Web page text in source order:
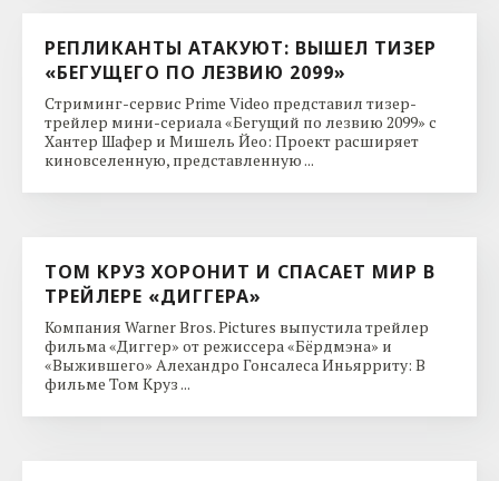
РЕПЛИКАНТЫ АТАКУЮТ: ВЫШЕЛ ТИЗЕР
«БЕГУЩЕГО ПО ЛЕЗВИЮ 2099»
Стриминг-сервис Prime Video представил тизер-
трейлер мини-сериала «Бегущий по лезвию 2099» с
Хантер Шафер и Мишель Йео: Проект расширяет
киновселенную, представленную ...
ТОМ КРУЗ ХОРОНИТ И СПАСАЕТ МИР В
ТРЕЙЛЕРЕ «ДИГГЕРА»
Компания Warner Bros. Pictures выпустила трейлер
фильма «Диггер» от режиссера «Бёрдмэна» и
«Выжившего» Алехандро Гонсалеса Иньярриту: В
фильме Том Круз ...